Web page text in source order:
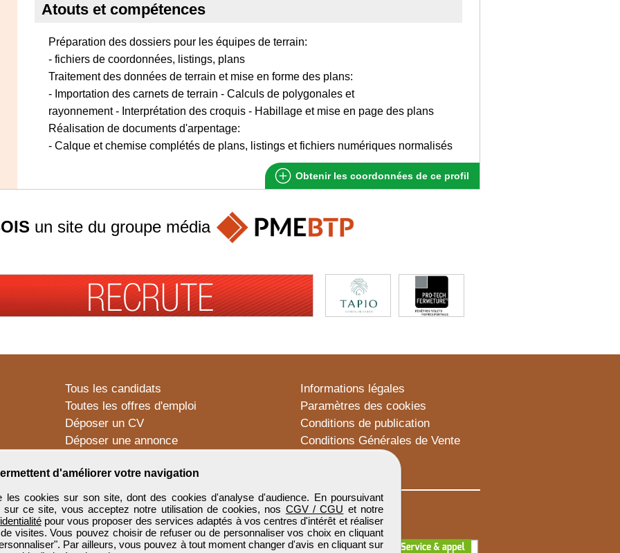
Atouts et compétences
Préparation des dossiers pour les équipes de terrain:
- fichiers de coordonnées, listings, plans
Traitement des données de terrain et mise en forme des plans:
- Importation des carnets de terrain - Calculs de polygonales et
rayonnement - Interprétation des croquis - Habillage et mise en page des plans
Réalisation de documents d'arpentage:
- Calque et chemise complétés de plans, listings et fichiers numériques normalisés
Obtenir les coordonnées de ce profil
d'améliorer votre navigation
les cookies sur son site, dont des cookies d'analyse d'audience. En poursuivant
sur ce site, vous acceptez notre utilisation de cookies, nos CGV / CGU et notre
pour vous proposer des services adaptés à vos centres d'intérêt et réaliser
visites. Vous pouvez choisir de refuser ou de personnaliser vos choix en cliquant
Par ailleurs, vous pouvez à tout moment changer d'avis en cliquant sur
un site du groupe média
Tous les candidats
Toutes les offres d'emploi
Déposer un CV
Déposer une annonce
Informations légales
Paramètres des cookies
Conditions de publication
Conditions Générales de Vente